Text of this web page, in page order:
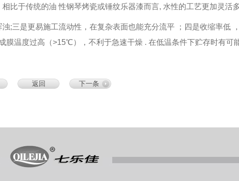
比于传统的油 性钢琴烤瓷或锤纹乐器漆而言, 水性的工艺更加灵活
;三是更易施工流动性，在复杂表面也能充分流平 ；四是收缩率低
膜温度过高（>15℃），不利于急速干燥 . 在低温条件下贮存时有可
返回 下一条